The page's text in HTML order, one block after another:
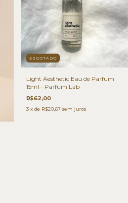
ESGOTADO
Light Aesthetic Eau de Parfum
15ml - Parfum Lab
R$62,00
3 x de R$20,67 sem juros